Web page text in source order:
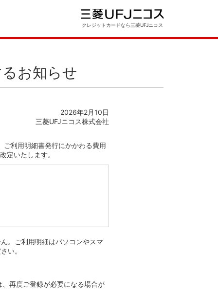
クレジットカードなら三菱UFJニコス
お知らせ
2026年2月10日
三菱UFJニコス株式会社
ご利用明細書発行にかかわる費用
定いたします。
。ご利用明細はパソコンやスマ
い。
再度ご登録が必要になる場合が